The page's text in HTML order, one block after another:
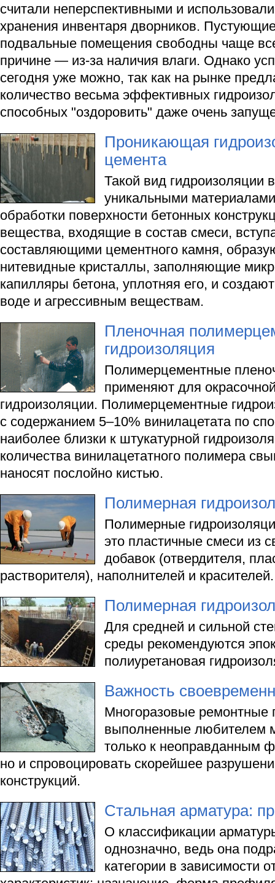
считали неперспективными и
хранения инвентаря дворников.
подвальные помещения свободны чаще
причине — из-за наличия влаги. Однако
сегодня уже можно, так как на рынке
количество весьма эффективных
способных "оздоровить" даже очень
Проникающая
цемента
Такой вид гидроизоляции
уникальными
обработки поверхности бетонных
вещества, входящие в состав смеси,
составляющими цементного камня,
нитевидные кристаллы, заполняющие
капилляры бетона, уплотняя его, и
воде и агрессивным веществам.
Пленочная
гидроизоляция
Полимерцементные
применяют для
гидроизоляции. Полимерцементные
с содержанием 5–10% винилацетата по
наиболее близки к штукатурной
количества винилацетатного полимера
наносят послойно кистью.
Полимерная
Полимерные
это пластичные смеси из
добавок (отвердителя,
растворителя), наполнителей и красителей.
Полимерная
Для средней и сильной
среды рекомендуются
полиуретановая
Важность
Многоразовые ремонтные
выполненные любителем
только к неоправданным
но и спровоцировать скорейшее
конструкций.
Стальная арматура:
О классификации
однозначно, ведь она
категории в зависимости